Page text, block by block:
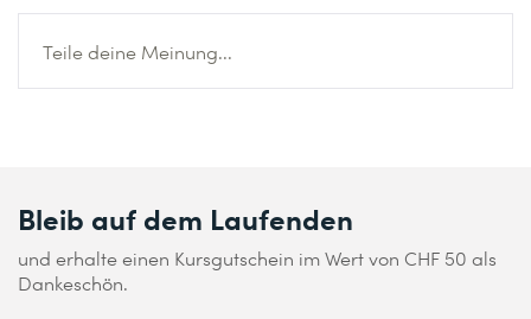
Teile deine Meinung...
Bleib auf dem Laufenden
und erhalte einen Kursgutschein im Wert von CHF 50 als
Dankeschön.